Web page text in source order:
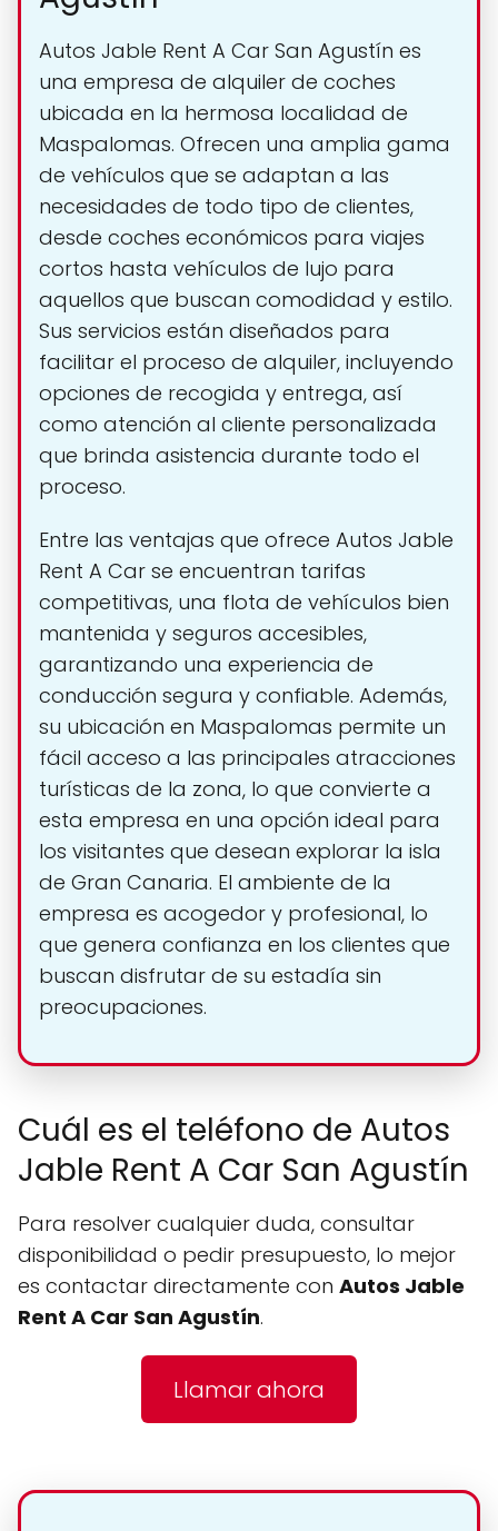
Autos Jable Rent A Car San Agustín es
una empresa de alquiler de coches
ubicada en la hermosa localidad de
Maspalomas. Ofrecen una amplia gama
de vehículos que se adaptan a las
necesidades de todo tipo de clientes,
desde coches económicos para viajes
cortos hasta vehículos de lujo para
aquellos que buscan comodidad y estilo.
Sus servicios están diseñados para
facilitar el proceso de alquiler, incluyendo
opciones de recogida y entrega, así
como atención al cliente personalizada
que brinda asistencia durante todo el
proceso.
Entre las ventajas que ofrece Autos Jable
Rent A Car se encuentran tarifas
competitivas, una flota de vehículos bien
mantenida y seguros accesibles,
garantizando una experiencia de
conducción segura y confiable. Además,
su ubicación en Maspalomas permite un
fácil acceso a las principales atracciones
turísticas de la zona, lo que convierte a
esta empresa en una opción ideal para
los visitantes que desean explorar la isla
de Gran Canaria. El ambiente de la
empresa es acogedor y profesional, lo
que genera confianza en los clientes que
buscan disfrutar de su estadía sin
preocupaciones.
Cuál es el teléfono de Autos
Jable Rent A Car San Agustín
Para resolver cualquier duda, consultar
disponibilidad o pedir presupuesto, lo mejor
es contactar directamente con Autos Jable
Rent A Car San Agustín.
Llamar ahora